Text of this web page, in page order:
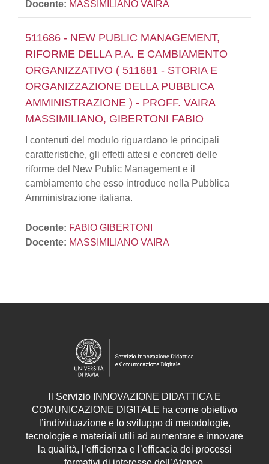
Docente: MASSIMILIANO VAIRA
511686 - NEW PUBLIC MANAGEMENT,
RIFORME DELLA P.A. E CAMBIAMENTO
ORGANIZZATIVO ( 511681 - STORIA E
ORGANIZZAZIONE DELLA PUBBLICA
AMMINISTRAZIONE ) - PROFF. VAIRA
MASSIMILIANO, GIBERTONI FABIO
I contenuti del modulo riguardano le principali
caratteristiche, gli effetti attesi e concreti delle
riforme del New Public Management e il
cambiamento che esso introduce nella Pubblica
Amministrazione italiana.
Docente: FABIO GIBERTONI
Docente: MASSIMILIANO VAIRA
Servizio INNOVAZIONE DIDATTICA E
COMUNICAZIONE DIGITALE ha come obiettivo
l’individuazione e lo sviluppo di metodologie,
tecnologie e materiali utili ad aumentare e innovare
la qualità, l’efficienza e l’efficacia dei processi